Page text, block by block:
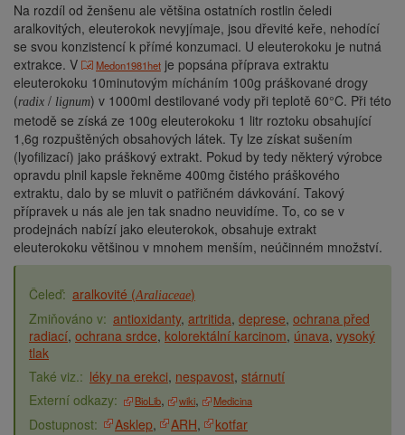
Na rozdíl od ženšenu ale většina ostatních rostlin čeledi
aralkovitých, eleuterokok nevyjímaje, jsou dřevité keře, nehodící
se svou konzistencí k přímé konzumaci. U eleuterokoku je nutná
extrakce. V
Medon1981het je popsána příprava extraktu
eleuterokoku 10minutovým mícháním 100g práškované drogy
(radix / lignum) v 1000ml destilované vody při teplotě 60°C. Při této
metodě se získá ze 100g eleuterokoku 1 litr roztoku obsahující
1,6g rozpuštěných obsahových látek. Ty lze získat sušením
(lyofilizací) jako práškový extrakt. Pokud by tedy některý výrobce
opravdu plnil kapsle řekněme 400mg čistého práškového
extraktu, dalo by se mluvit o patřičném dávkování. Takový
přípravek u nás ale jen tak snadno neuvidíme. To, co se v
prodejnách nabízí jako eleuterokok, obsahuje extrakt
eleuterokoku většinou v mnohem menším, neúčinném množství.
aralkovité (Araliaceae)
antioxidanty artritida deprese ochrana před
radiací ochrana srdce kolorektální karcinom únava vysoký
tlak
léky na erekci nespavost stárnutí
BioLib wiki Medicina
Asklep ARH kotfar